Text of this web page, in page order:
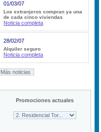
01/03/07
Los extranjeros compran ya una
de cada cinco viviendas
Noticia completa
28/02/07
Alquiler seguro
Noticia completa
Más noticias
Promociones actuales